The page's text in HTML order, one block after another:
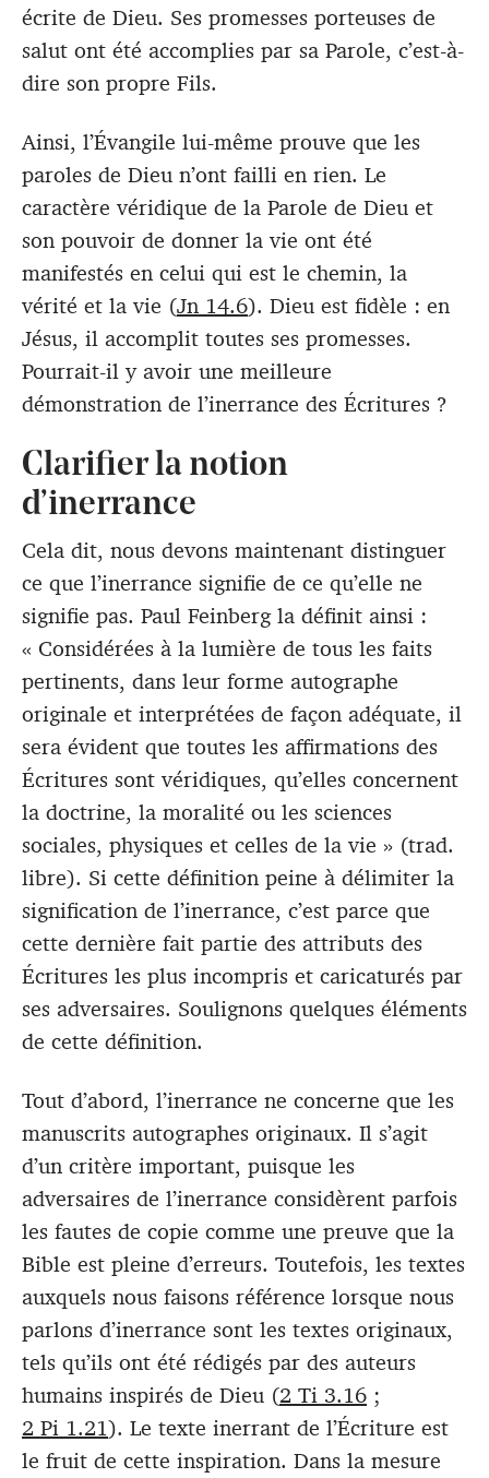
écrite de Dieu. Ses promesses porteuses de
salut ont été accomplies par sa Parole, c’est-à-
dire son propre Fils.
Ainsi, l’Évangile lui-même prouve que les
paroles de Dieu n’ont failli en rien. Le
caractère véridique de la Parole de Dieu et
son pouvoir de donner la vie ont été
manifestés en celui qui est le chemin, la
vérité et la vie (Jn 14.6). Dieu est fidèle : en
Jésus, il accomplit toutes ses promesses.
Pourrait-il y avoir une meilleure
démonstration de l’inerrance des Écritures ?
Clarifier la notion
d’inerrance
Cela dit, nous devons maintenant distinguer
ce que l’inerrance signifie de ce qu’elle ne
signifie pas. Paul Feinberg la définit ainsi :
« Considérées à la lumière de tous les faits
pertinents, dans leur forme autographe
originale et interprétées de façon adéquate, il
sera évident que toutes les affirmations des
Écritures sont véridiques, qu’elles concernent
la doctrine, la moralité ou les sciences
sociales, physiques et celles de la vie » (trad.
libre). Si cette définition peine à délimiter la
signification de l’inerrance, c’est parce que
cette dernière fait partie des attributs des
Écritures les plus incompris et caricaturés par
ses adversaires. Soulignons quelques éléments
de cette définition.
Tout d’abord, l’inerrance ne concerne que les
manuscrits autographes originaux. Il s’agit
d’un critère important, puisque les
adversaires de l’inerrance considèrent parfois
les fautes de copie comme une preuve que la
Bible est pleine d’erreurs. Toutefois, les textes
auxquels nous faisons référence lorsque nous
parlons d’inerrance sont les textes originaux,
tels qu’ils ont été rédigés par des auteurs
humains inspirés de Dieu (2 Ti 3.16 ;
2 Pi 1.21). Le texte inerrant de l’Écriture est
le fruit de cette inspiration. Dans la mesure